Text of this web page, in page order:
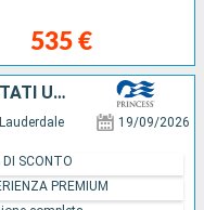
535 €
HONDURAS, BELIZE, MESSICO, STATI UNITI
19/09/2026
DI SCONTO
PREMIUM